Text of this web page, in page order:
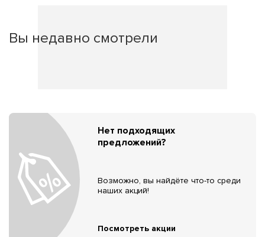
Вы недавно смотрели
Нет подходящих
предложений?
Возможно, вы найдёте что-то среди
наших акций!
Посмотреть акции